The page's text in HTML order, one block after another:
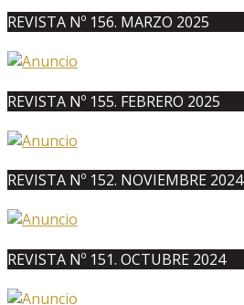
REVISTA Nº 156. MARZO 2025
REVISTA Nº 155. FEBRERO 2025
REVISTA Nº 152. NOVIEMBRE 2024
REVISTA Nº 151. OCTUBRE 2024